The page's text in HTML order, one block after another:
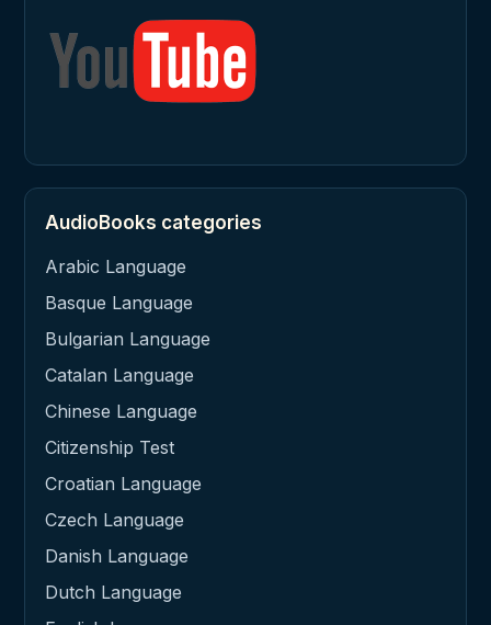
AudioBooks categories
Arabic Language
Basque Language
Bulgarian Language
Catalan Language
Chinese Language
Citizenship Test
Croatian Language
Czech Language
Danish Language
Dutch Language